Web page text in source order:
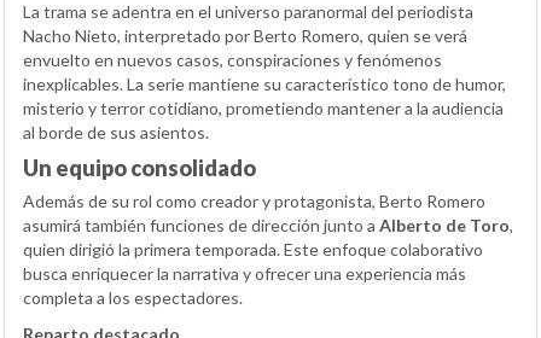
La trama se adentra en el universo paranormal del periodista
Nacho Nieto, interpretado por Berto Romero, quien se verá
envuelto en nuevos casos, conspiraciones y fenómenos
inexplicables. La serie mantiene su característico tono de humor,
misterio y terror cotidiano, prometiendo mantener a la audiencia
al borde de sus asientos.
Un equipo consolidado
Además de su rol como creador y protagonista, Berto Romero
asumirá también funciones de dirección junto a Alberto de Toro,
quien dirigió la primera temporada. Este enfoque colaborativo
busca enriquecer la narrativa y ofrecer una experiencia más
completa a los espectadores.
Reparto destacado